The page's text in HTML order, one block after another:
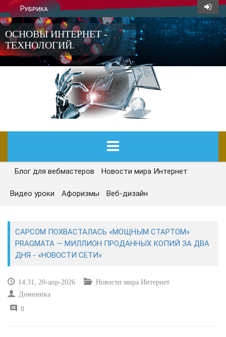
Рубрика
ОСНОВЫ ИНТЕРНЕТ -
ТЕХНОЛОГИЙ.
ГЛАВНАЯ
СЕГОДНЯ
ИНТЕРНЕТ И СВЯЗЬ
Блог для вебмастеров Новости мира Интернет
Видео уроки Афоризмы Веб-дизайн
CAPCOM ПОХВАСТАЛАСЬ «МОЩНЫМ СТАРТОМ»
PRAGMATA — МИЛЛИОН ПРОДАННЫХ КОПИЙ ЗА ДВА
ДНЯ - «НОВОСТИ СЕТИ»
14:31, 20-апр-2026
Новости мира Интернет
Доминика
0